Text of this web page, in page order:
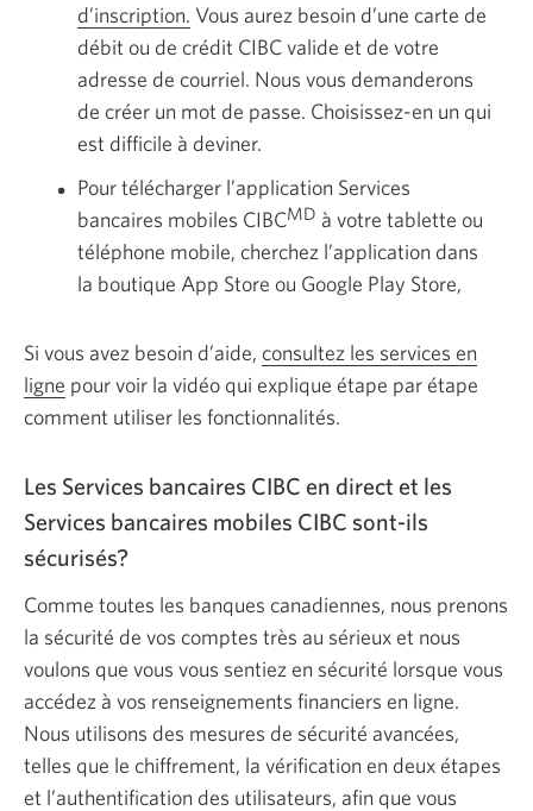
d’inscription. Vous aurez besoin d’une carte de
débit ou de crédit CIBC valide et de votre
adresse de courriel. Nous vous demanderons
de créer un mot de passe. Choisissez-en un qui
est difficile à deviner.
Pour télécharger l’application Services
bancaires mobiles CIBCMD à votre tablette ou
téléphone mobile, cherchez l’application dans
la boutique App Store ou Google Play Store,
Si vous avez besoin d’aide, consultez les services en
ligne pour voir la vidéo qui explique étape par étape
comment utiliser les fonctionnalités.
Les Services bancaires CIBC en direct et les
Services bancaires mobiles CIBC sont-ils
sécurisés?
Comme toutes les banques canadiennes, nous prenons
la sécurité de vos comptes très au sérieux et nous
voulons que vous vous sentiez en sécurité lorsque vous
accédez à vos renseignements financiers en ligne.
Nous utilisons des mesures de sécurité avancées,
telles que le chiffrement, la vérification en deux étapes
et l’authentification des utilisateurs, afin que vous